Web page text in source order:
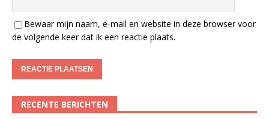
Bewaar mijn naam, e-mail en website in deze browser voor
de volgende keer dat ik een reactie plaats.
RECENTE BERICHTEN